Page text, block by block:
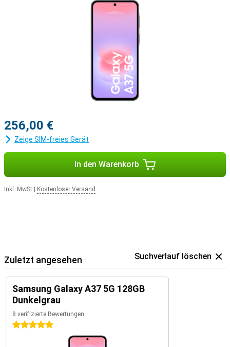
256,00 €
Zeige SIM-freies Gerät
In den Warenkorb
Inkl. MwSt Kostenloser Versand
Zuletzt angesehen Suchverlauf löschen
Samsung Galaxy A37 5G 128GB
Dunkelgrau
8 verifizierte Bewertungen
5 Sterne